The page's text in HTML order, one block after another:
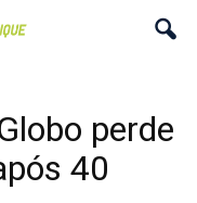
perde
40